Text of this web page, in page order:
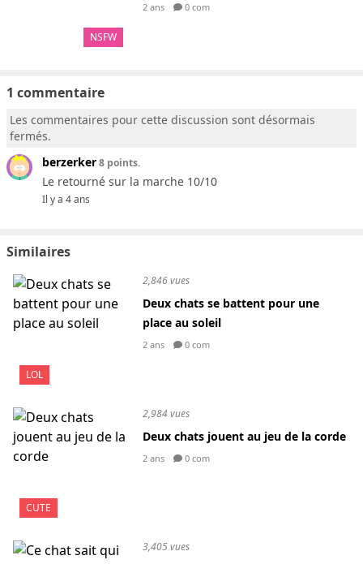
NSFW
2 ans 0 com
1 commentaire
Les commentaires pour cette discussion sont désormais
fermés.
berzerker8 points.
Le retourné sur la marche 10/10
Il y a 4 ans
Similaires
LOL
2,846 vues
Deux chats se battent pour une
place au soleil
2 ans 0 com
CUTE
2,984 vues
Deux chats jouent au jeu de la corde
2 ans 0 com
3,405 vues